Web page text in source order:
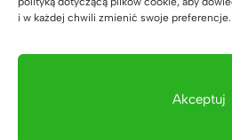
i w każdej chwili zmienić swoje preferencje.
Akceptuj
Nowoczesna